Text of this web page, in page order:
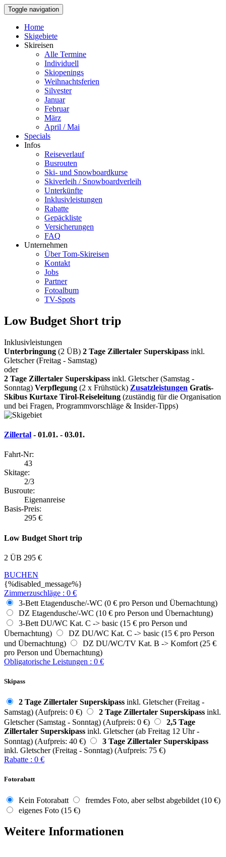
Toggle navigation
Home
Skigebiete
Skireisen
Alle Termine
Individuell
Skiopenings
Weihnachtsferien
Silvester
Januar
Februar
März
April / Mai
Specials
Infos
Reiseverlauf
Busrouten
Ski- und Snowboardkurse
Skiverleih / Snowboardverleih
Unterkünfte
Inklusivleistungen
Rabatte
Gepäckliste
Versicherungen
FAQ
Unternehmen
Über Tom-Skireisen
Kontakt
Jobs
Partner
Fotoalbum
TV-Spots
Low Budget Short trip
Inklusivleistungen
Unterbringung (2 ÜB) 2 Tage Zillertaler Superskipass inkl.
Gletscher (Freitag - Samstag)
oder
2 Tage Zillertaler Superskipass inkl. Gletscher (Samstag -
Sonntag) Verpflegung (2 x Frühstück) Zusatzleistungen Gratis-
Skibus Kurtaxe Tirol-Reiseleitung (zuständig für die Organisation
und bei Fragen, Programmvorschläge & Insider-Tipps)
Zillertal - 01.01. - 03.01.
Fahrt-Nr:
43
Skitage:
2/3
Busroute:
Eigenanreise
Basis-Preis:
295 €
Low Budget Short trip
2 ÜB 295 €
BUCHEN
{%disabled_message%}
Zimmerzuschläge : 0 €
3-Bett Etagendusche/-WC (0 € pro Person und Übernachtung)
DZ Etagendusche/-WC (10 € pro Person und Übernachtung)
3-Bett DU/WC Kat. C -> basic (15 € pro Person und
Übernachtung)
DZ DU/WC Kat. C -> basic (15 € pro Person
und Übernachtung)
DZ DU/WC/TV Kat. B -> Komfort (25 €
pro Person und Übernachtung)
Obligatorische Leistungen : 0 €
Skipass
2 Tage Zillertaler Superskipass inkl. Gletscher (Freitag -
Samstag) (Aufpreis: 0 €)
2 Tage Zillertaler Superskipass inkl.
Gletscher (Samstag - Sonntag) (Aufpreis: 0 €)
2,5 Tage
Zillertaler Superskipass inkl. Gletscher (ab Freitag 12 Uhr -
Sonntag) (Aufpreis: 40 €)
3 Tage Zillertaler Superskipass
inkl. Gletscher (Freitag - Sonntag) (Aufpreis: 75 €)
Rabatte : 0 €
Fotorabatt
Kein Fotorabatt
fremdes Foto, aber selbst abgebildet (10 €)
eigenes Foto (15 €)
Weitere Informationen